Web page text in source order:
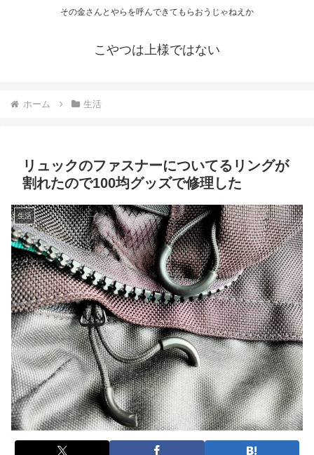
その金さんとやらを呼んできてもらおうじゃねえか
こやつは上様ではない
ホーム 生活
リュックのファスナーについてるリングが
割れたので100均グッズで修理した
生活